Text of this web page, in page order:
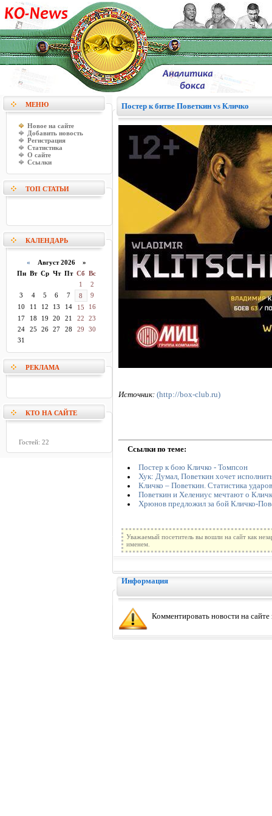
МЕНЮ
Новое на сайте
Добавить новость
Регистрация
Статистика
О сайте
Ссылки
ТОП СТАТЬИ
КАЛЕНДАРЬ
« Август 2026 »
Пн Вт Ср Чт Пт Сб Вс
1
2
3
4 5 6 7 8
9
10
11 12 13 14 15
16
17
18 19 20 21 22
23
24
25 26 27 28 29
30
31
РЕКЛАМА
КТО НА САЙТЕ
Гостей: 22
Постер к битве Поветкин vs Кличко
Источник: (http://box-club.ru)
Ссылки по теме:
Постер к бою Кличко - Томпсон
Хук: Думал, Поветкин хочет
Кличко – Поветкин. Статистика ударов
Поветкин и Хелениус мечтают о
Хрюнов предложил за бой Кличко-
Уважаемый посетитель вы вошли на сайт как
именем.
Информация
Комментировать новости на